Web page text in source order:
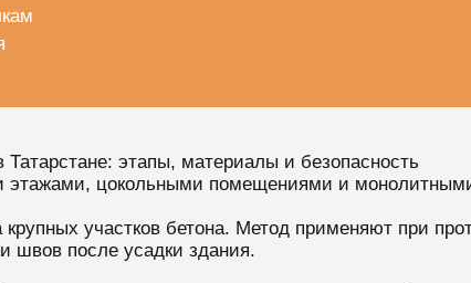
этапы, материалы и безопасность
цокольными помещениями и монолитными
крупных участков бетона. Метод применяют при
швов после усадки здания.